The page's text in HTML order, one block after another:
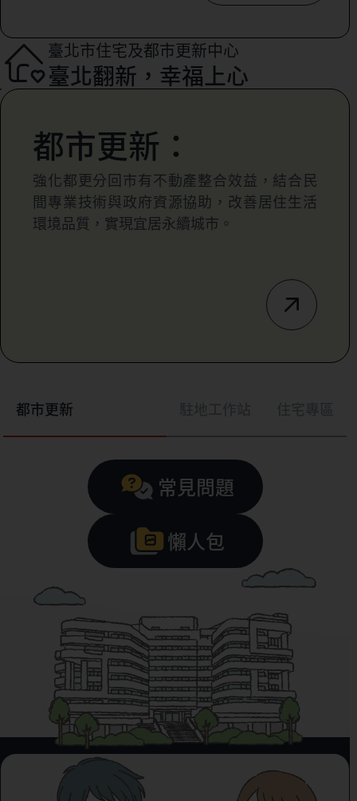
臺北市住宅及都市更新中心
臺北翻新，幸福上心
都市更新
都市更新：
強化都更分回市有不動產整合效益，結合民
間專業技術與政府資源協助，改善居住生活
環境品質，實現宜居永續城市。
常見問題
懶人包